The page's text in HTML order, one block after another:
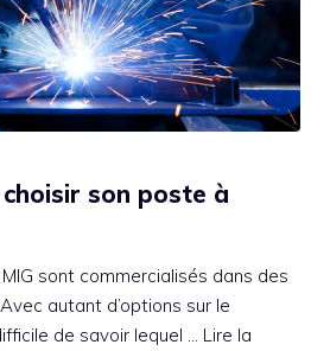
son poste à
sont commercialisés dans des
autant d’options sur le
de savoir lequel … Lire la